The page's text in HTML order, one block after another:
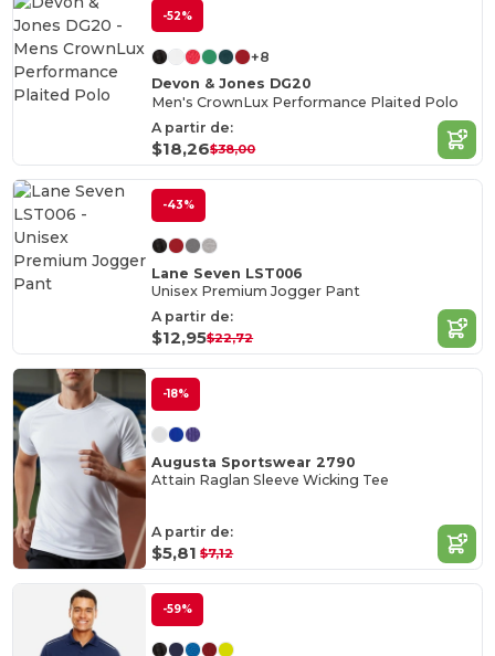
-52%
+8
Devon & Jones DG20
Men's CrownLux Performance Plaited Polo
A partir de:
$18,26$38,00
-43%
Lane Seven LST006
Unisex Premium Jogger Pant
A partir de:
$12,95$22,72
-18%
Augusta Sportswear 2790
Attain Raglan Sleeve Wicking Tee
A partir de:
$5,81 $7,12
-59%